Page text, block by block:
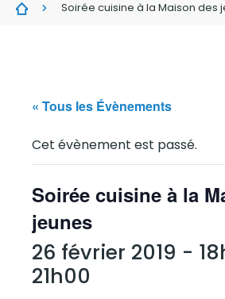
Soirée cuisine à la Maison des
« Tous les Évènements
Cet évènement est passé.
Soirée cuisine à la
jeunes
26 février 2019 -
21h00